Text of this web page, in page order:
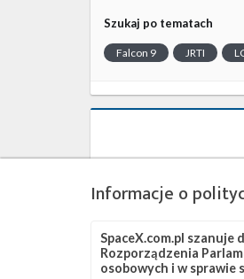
Szukaj po tematach
Falcon 9 JRTI
Informacje o
SpaceX.com.pl szanuje
Rozporządzenia
osobowych i w